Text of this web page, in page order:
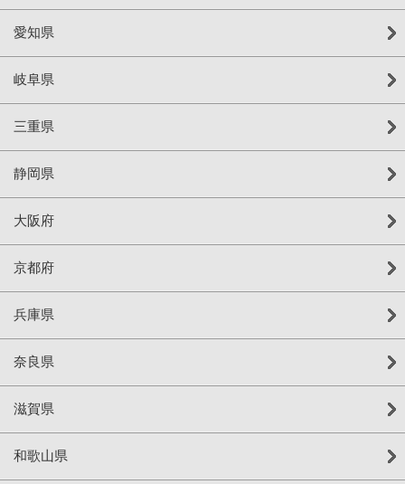
愛知県
岐阜県
三重県
静岡県
大阪府
京都府
兵庫県
奈良県
滋賀県
和歌山県